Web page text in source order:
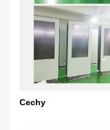
Cechy